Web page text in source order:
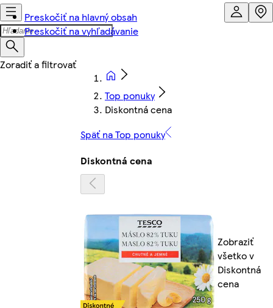
Preskočiť na hlavný obsah
Preskočiť na vyhľadávanie
Top ponuky
Diskontná cena
Späť na Top ponuky
Diskontná cena
Zobraziť
všetko v
Diskontná
cena